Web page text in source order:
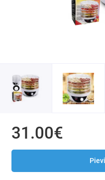
Elektroniskie virtuves
Augļu / sēņu žāvētāji
Naži un nažu asinātāji
31.00€